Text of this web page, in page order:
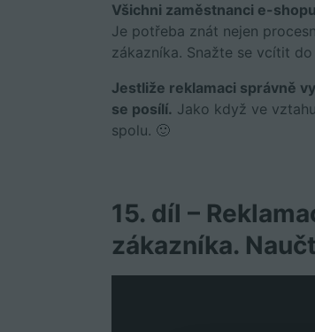
Všichni zaměstnanci e-
Je potřeba znát nejen
zákazníka. Snažte se vcítit
Jestliže reklamaci správně
se posílí. Jako když ve
spolu. 🙂
15. díl –
zákazníka.